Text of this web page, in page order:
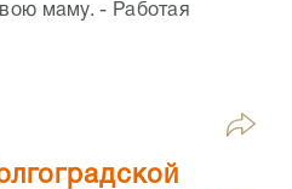
маму. - Работая